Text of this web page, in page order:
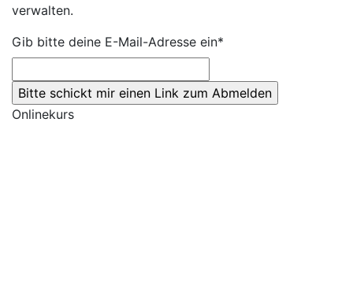
verwalten.
Gib bitte deine E-Mail-Adresse ein*
Onlinekurs